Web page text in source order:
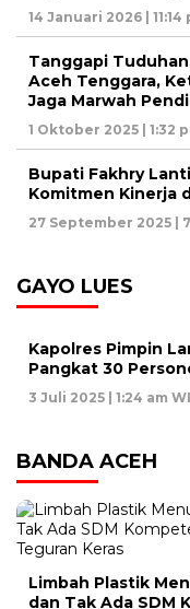
14 Januari 2026 | 11:14
Tanggapi
Aceh Tenggara,
Jaga Marwah
1 Oktober 2025 | 1:32
Bupati Fakhry
Komitmen Kinerja
27 September 2025 |
GAYO LUES
Kapolres Pimpin
Pangkat 30
3 Juli 2025 | 1:24 am
BANDA ACEH
Limbah Plastik
dan Tak Ada SDM